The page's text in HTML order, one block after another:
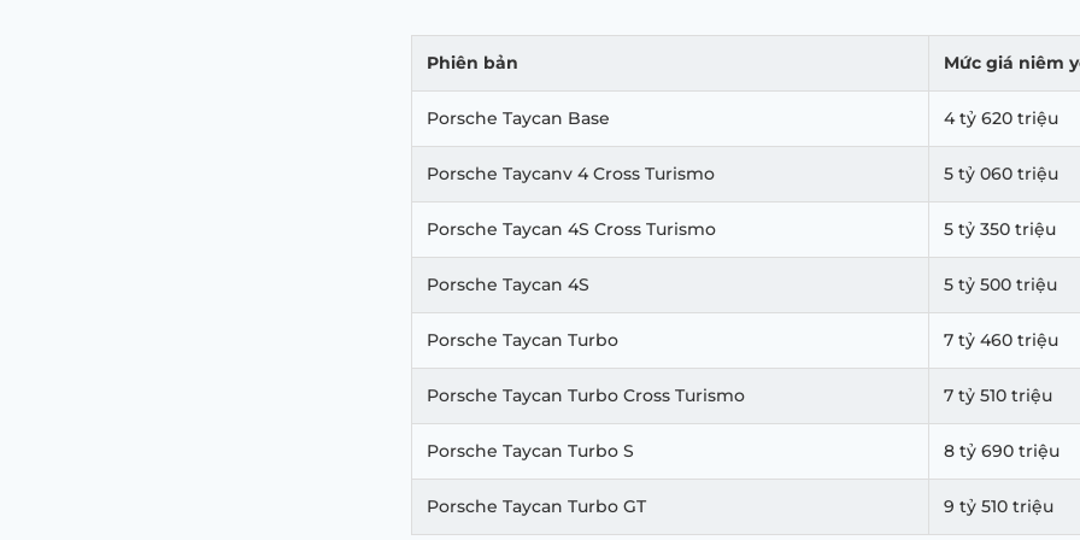
Phiên bản Mức giá niêm
Porsche Taycan Base 4 tỷ 620 triệu
Porsche Taycanv 4 Cross Turismo 5 tỷ 060 triệu
Porsche Taycan 4S Cross Turismo 5 tỷ 350 triệu
Porsche Taycan 4S 5 tỷ 500 triệu
Porsche Taycan Turbo 7 tỷ 460 triệu
Porsche Taycan Turbo Cross Turismo 7 tỷ 510 triệu
Porsche Taycan Turbo S 8 tỷ 690 triệu
Porsche Taycan Turbo GT 9 tỷ 510 triệu